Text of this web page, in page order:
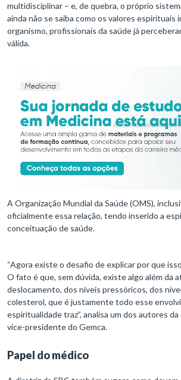
multidisciplinar – e, de quebra, o próprio
ainda não se saiba como os valores espirituais
organismo, profissionais da saúde já
válida.
A Organização Mundial da Saúde (OMS),
oficialmente essa relação, tendo inserido a
conceituação de saúde.
“Agora existe o desafio de explicar por que
O fato é que, sem dúvida, existe algo além da
deslocamento, dos níveis pressóricos, dos
colesterol, que é justamente todo esse
espiritualidade traz”, analisa um dos autores
vice-presidente do Gemca.
Papel do médico